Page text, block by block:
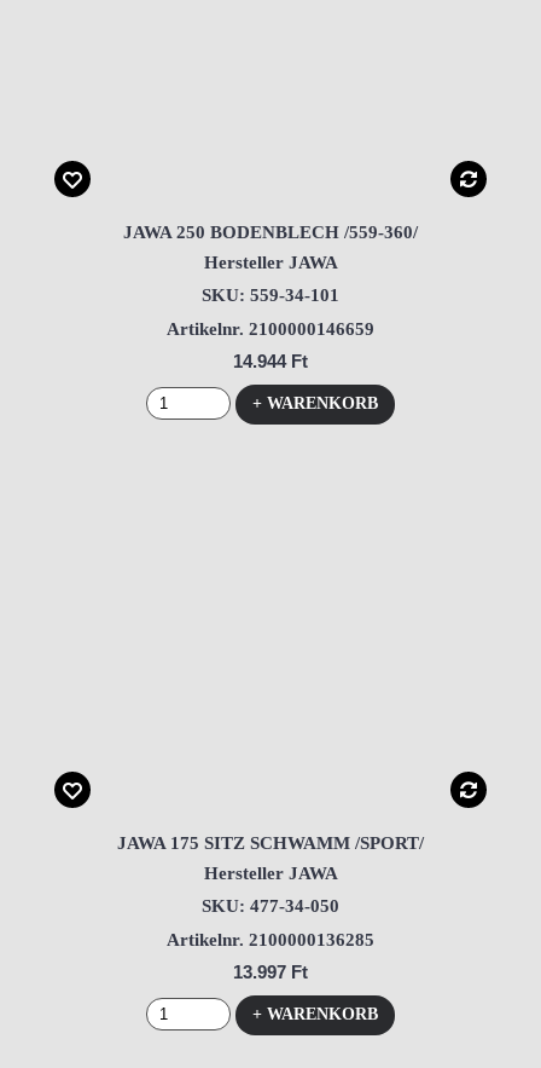
JAWA 250 BODENBLECH /559-360/
Hersteller JAWA
SKU: 559-34-101
Artikelnr. 2100000146659
14.944 Ft
+ WARENKORB
JAWA 175 SITZ SCHWAMM /SPORT/
Hersteller JAWA
SKU: 477-34-050
Artikelnr. 2100000136285
13.997 Ft
+ WARENKORB